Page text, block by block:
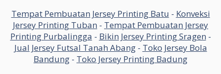
Tempat Pembuatan Jersey Printing Batu - Konveksi
Jersey Printing Tuban - Tempat Pembuatan Jersey
Printing Purbalingga - Bikin Jersey Printing Sragen -
Jual Jersey Futsal Tanah Abang- Toko Jersey Bola
Bandung - Toko Jersey Printing Badung